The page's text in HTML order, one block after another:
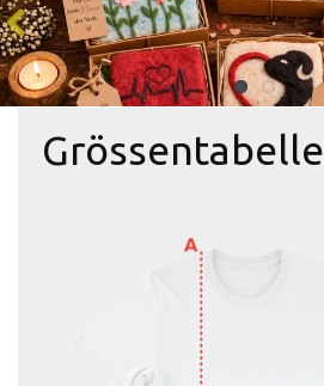
Grössentabelle